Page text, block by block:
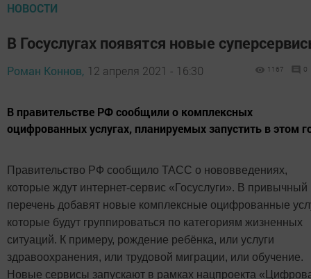
НОВОСТИ
В Госуслугах появятся новые
Роман Коннов, 12 апреля 2021 - 16:30 1167 0
В правительстве РФ сообщили о комплексных
оцифрованных услугах, планируемых запустить в этом
Правительство РФ сообщило ТАСС о нововведениях,
которые ждут интернет-сервис «Госуслуги». В привычный
перечень добавят новые комплексные оцифрованные
которые будут группироваться по категориям жизненных
ситуаций. К примеру, рождение ребёнка, или услуги
здравоохранения, или трудовой миграции, или обучение.
Новые сервисы запускают в рамках нацпроекта